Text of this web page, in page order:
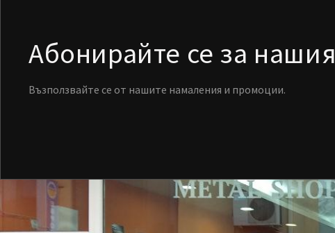
Абонирайте се за нашия
Възползвайте се от нашите намаления и промоции.